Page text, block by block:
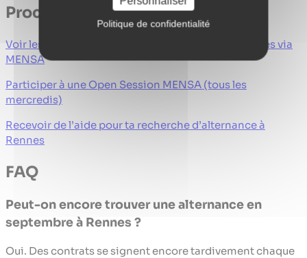
Politique de confidentialité
Prochaines étapes
Voir les offres d’alternance actuellement disponibles via
MENSA
Participer à une Open Session MENSA (tous les
mercredis)
Recevoir de l’aide pour ta recherche d’alternance à
Rennes
FAQ
Peut-on encore trouver une alternance en
septembre à Rennes ?
Oui. Des contrats se signent encore tardivement chaque